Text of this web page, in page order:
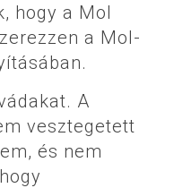
hogy a Mol
a Mol-
A
vesztegetett
és nem